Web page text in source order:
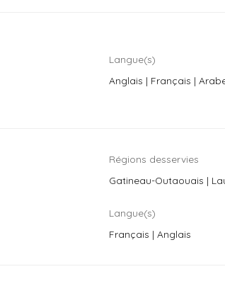
Langue(s)
Anglais | Français |
Régions desservies
Gatineau-Outaouais |
Langue(s)
Français | Anglais